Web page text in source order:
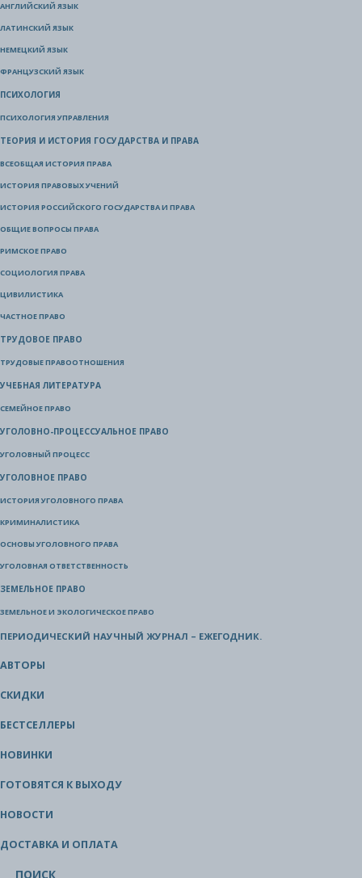
АНГЛИЙСКИЙ ЯЗЫК
ЛАТИНСКИЙ ЯЗЫК
НЕМЕЦКИЙ ЯЗЫК
ФРАНЦУЗСКИЙ ЯЗЫК
ПСИХОЛОГИЯ
ПСИХОЛОГИЯ УПРАВЛЕНИЯ
ТЕОРИЯ И ИСТОРИЯ ГОСУДАРСТВА И ПРАВА
ВСЕОБЩАЯ ИСТОРИЯ ПРАВА
ИСТОРИЯ ПРАВОВЫХ УЧЕНИЙ
ИСТОРИЯ РОССИЙСКОГО ГОСУДАРСТВА И ПРАВА
ОБЩИЕ ВОПРОСЫ ПРАВА
РИМСКОЕ ПРАВО
СОЦИОЛОГИЯ ПРАВА
ЦИВИЛИСТИКА
ЧАСТНОЕ ПРАВО
ТРУДОВОЕ ПРАВО
ТРУДОВЫЕ ПРАВООТНОШЕНИЯ
УЧЕБНАЯ ЛИТЕРАТУРА
СЕМЕЙНОЕ ПРАВО
УГОЛОВНО-ПРОЦЕССУАЛЬНОЕ ПРАВО
УГОЛОВНЫЙ ПРОЦЕСС
УГОЛОВНОЕ ПРАВО
ИСТОРИЯ УГОЛОВНОГО ПРАВА
КРИМИНАЛИСТИКА
ОСНОВЫ УГОЛОВНОГО ПРАВА
УГОЛОВНАЯ ОТВЕТСТВЕННОСТЬ
ЗЕМЕЛЬНОЕ ПРАВО
ЗЕМЕЛЬНОЕ И ЭКОЛОГИЧЕСКОЕ ПРАВО
ПЕРИОДИЧЕСКИЙ НАУЧНЫЙ ЖУРНАЛ – ЕЖЕГОДНИК.
АВТОРЫ
СКИДКИ
БЕСТСЕЛЛЕРЫ
НОВИНКИ
ГОТОВЯТСЯ К ВЫХОДУ
НОВОСТИ
ДОСТАВКА И ОПЛАТА
ПОИСК